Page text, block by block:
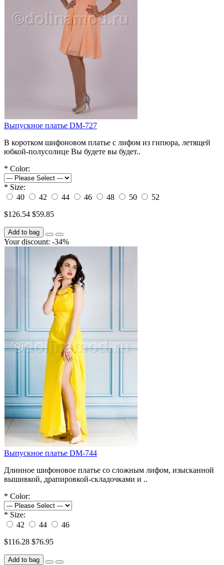
Выпускное платье DM-727
В коротком шифоновом платье с лифом из гипюра, летящей
юбкой-полусолнце Вы будете вы будет..
* Color:
* Size:
40
42 44 46 48 50
52
$126.54 $59.85
Add to bag
Your discount: -34%
Выпускное платье DM-744
Длинное шифоновое платье со сложным лифом, изысканной
вышивкой, драпировкой-складочками и ..
* Color:
* Size:
42
44
46
$116.28 $76.95
Add to bag